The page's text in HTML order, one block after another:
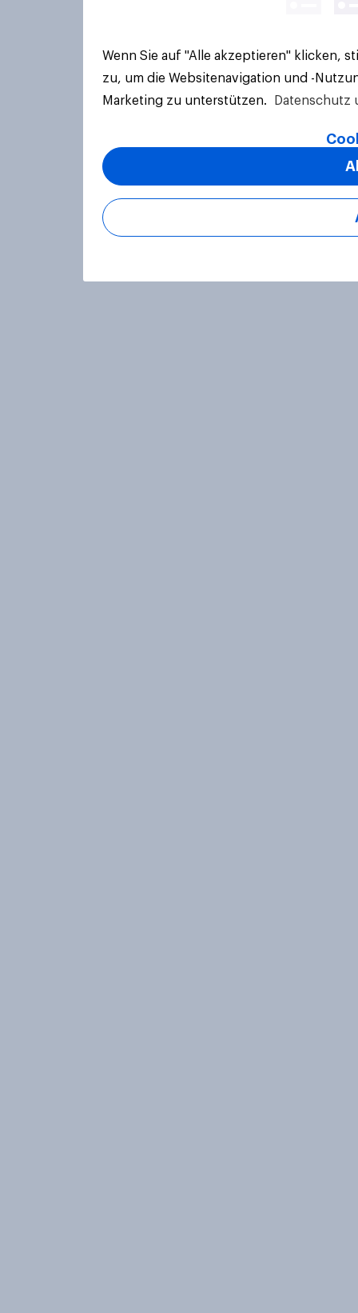
Wenn Sie auf "Alle akzeptieren" klicken,
zu, um die Websitenavigation und -
Marketing zu unterstützen.
Datenschutz